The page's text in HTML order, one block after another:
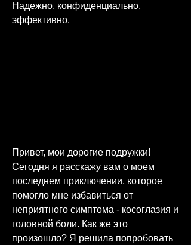
Надежно, конфиденциально,
эффективно.
Привет, мои дорогие подружки!
Сегодня я расскажу вам о моем
последнем приключении, которое
помогло мне избавиться от
неприятного симптома - косоглазия и
головной боли. Как же это
произошло? Я решила попробовать